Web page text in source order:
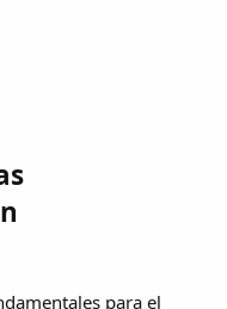
para el